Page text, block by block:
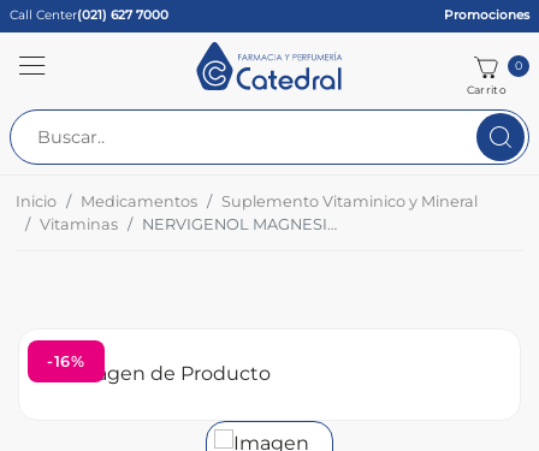
Call Center(021) 627 7000 Promociones
Carrito
0
Inicio Medicamentos
Suplemento Vitaminico y Mineral
Vitaminas
NERVIGENOL MAGNESIADO - CAJA DE 30 CÁPSULAS BLANDAS
-16%